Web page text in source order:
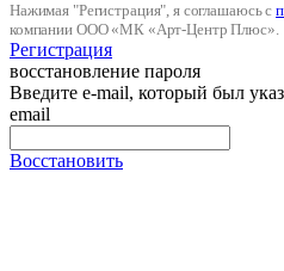
Нажимая "Регистрация", я соглашаюсь с
компании ООО «МК «Арт-Центр Плюс».
Регистрация
восстановление пароля
Введите e-mail, который был
email
Восстановить